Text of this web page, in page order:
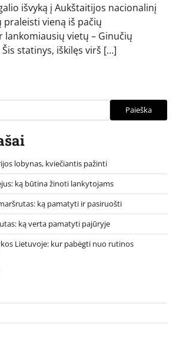
išvyką į Aukštaitijos nacionalinį
vieną iš pačių
lankomiausių vietų – Ginučių
statinys, iškilęs virš […]
Paieška
lobynas, kviečiantis pažinti
ką būtina žinoti lankytojams
ką pamatyti ir pasiruošti
ką verta pamatyti pajūryje
Lietuvoje: kur pabėgti nuo rutinos